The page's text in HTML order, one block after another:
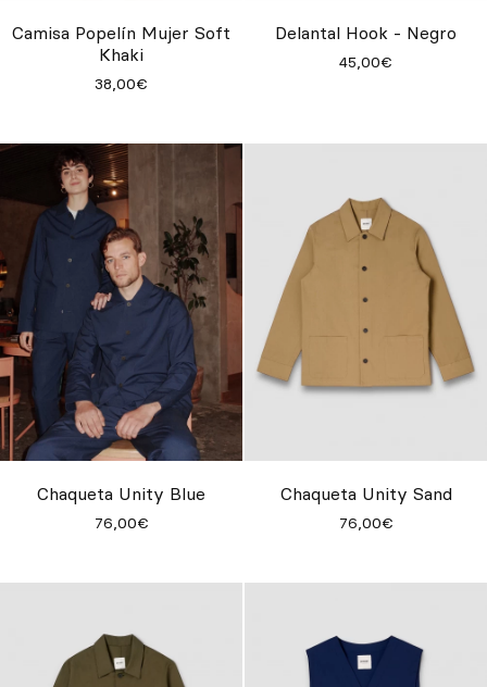
Inspírate
EN
Camisa Popelín Mujer Soft
Khaki
38,00€
Delantal Hook - Negro
45,00€
Chaqueta Unity Blue
76,00€
Chaqueta Unity Sand
76,00€